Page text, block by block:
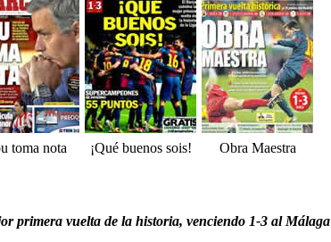
toma nota ¡Qué buenos sois! Obra Maestra
primera vuelta de la historia, venciendo 1-3 al Málaga